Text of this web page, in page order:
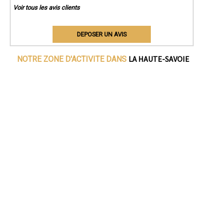
Voir tous les avis clients
DEPOSER UN AVIS
NOTRE ZONE D'ACTIVITE DANS LA HAUTE-SAVOIE